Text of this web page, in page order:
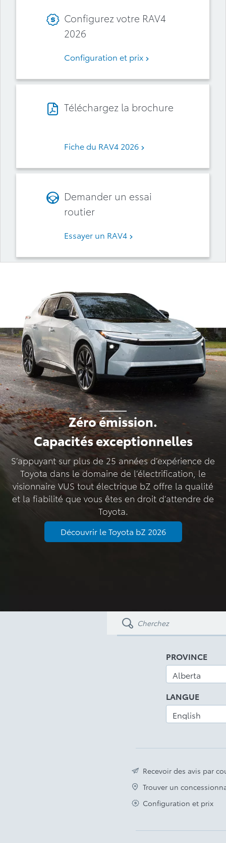
Configurez votre RAV4
2026
Configuration et prix
Téléchargez la brochure
Fiche du RAV4 2026
Demander un essai
routier
Essayer un RAV4
Zéro émission.
Capacités exceptionnelles
S’appuyant sur plus de 25 années d’expérience de
Toyota dans le domaine de l’électrification, le
visionnaire VUS tout électrique bZ offre la qualité
et la fiabilité que vous êtes en droit d’attendre de
Toyota.
Découvrir le Toyota bZ 2026
PROVINCE
LANGUE
Recevoir des avis par
Trouver un
Configuration et prix